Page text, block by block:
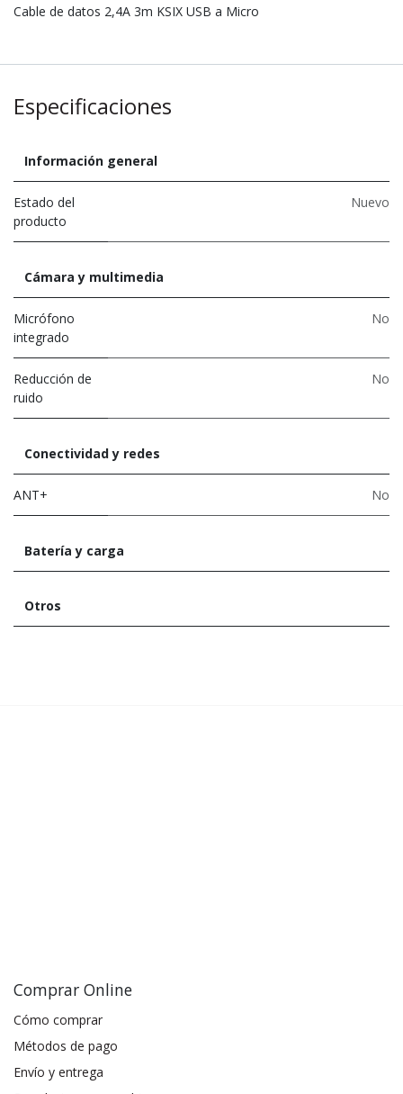
Cable de datos 2,4A 3m KSIX USB a Micro
Especificaciones
Información general
Estado del
producto
Nuevo
Cámara y multimedia
Micrófono
integrado
No
Reducción de
ruido
No
Conectividad y redes
ANT+ No
Batería y carga
Otros
Comprar Online
Cómo comprar
Métodos de pago
Envío y entrega